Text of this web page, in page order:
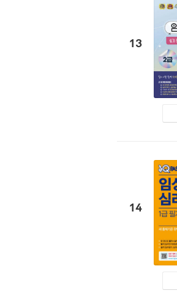
13
14